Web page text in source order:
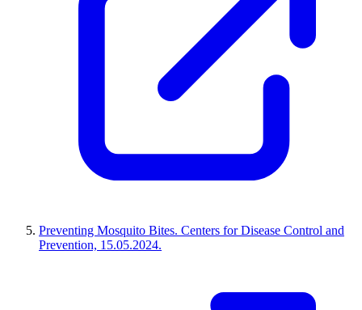
Preventing Mosquito Bites. Centers for Disease Control and
Prevention, 15.05.2024.